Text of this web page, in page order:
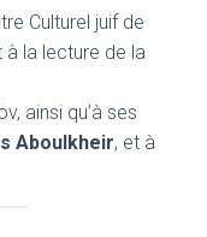
Culturel juif de
la lecture de la
ainsi qu’à ses
Aboulkheir, et à